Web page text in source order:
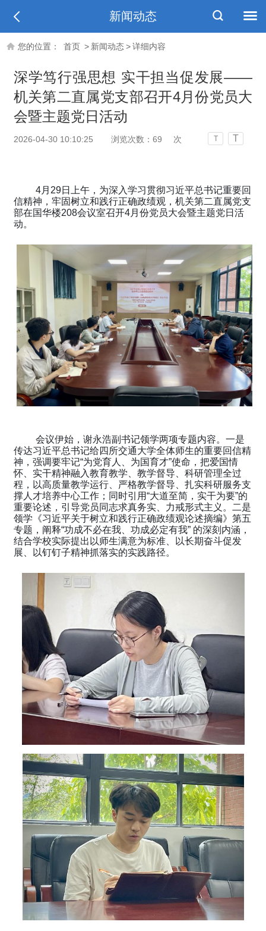
新闻动态
您的位置： 首页 > 新闻动态>详细内容
深学笃行强思想 实干担当促发展——
机关第二直属党支部召开4月份党员大
会暨主题党日活动
2026-04-30 10:10:25 浏览次数： 69 次 T T
4月29日上午，为深入学习贯彻习近平总书记重要回
信精神，牢固树立和践行正确政绩观，机关第二直属党支
部在国华楼208会议室召开4月份党员大会暨主题党日活
动。
会议伊始，谢永浩副书记领学两项专题内容。一是
传达习近平总书记给四所交通大学全体师生的重要回信精
神，强调要牢记“为党育人、为国育才”使命，把爱国情
怀、实干精神融入教育教学、教学督导、科研管理全过
程，以高质量教学运行、严格教学督导、扎实科研服务支
撑人才培养中心工作；同时引用“大道至简，实干为要”的
重要论述，引导党员同志求真务实、力戒形式主义。二是
领学《习近平关于树立和践行正确政绩观论述摘编》第五
专题，阐释“功成不必在我、功成必定有我” 的深刻内涵，
结合学校实际提出以师生满意为标准、以长期奋斗促发
展、以钉钉子精神抓落实的实践路径。